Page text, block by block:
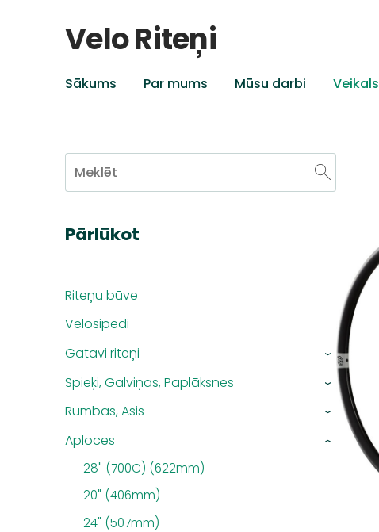
Velo Riteņi
Sākums Par mums Mūsu darbi Veikals
Pārlūkot
Riteņu būve
Velosipēdi
Gatavi riteņi
›
Spieķi, Galviņas, Paplāksnes ›
Rumbas, Asis ›
Aploces
28" (700C) (622mm)
20" (406mm)
24" (507mm)
›